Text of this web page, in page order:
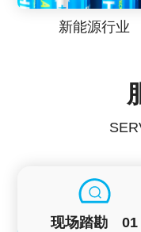
新能源行业
现场踏勘 01